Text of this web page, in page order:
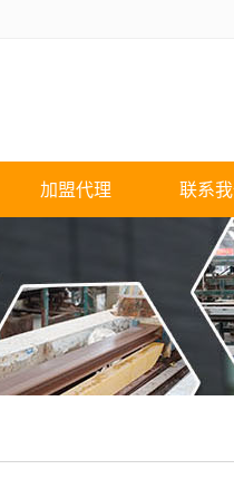
加盟代理 联系